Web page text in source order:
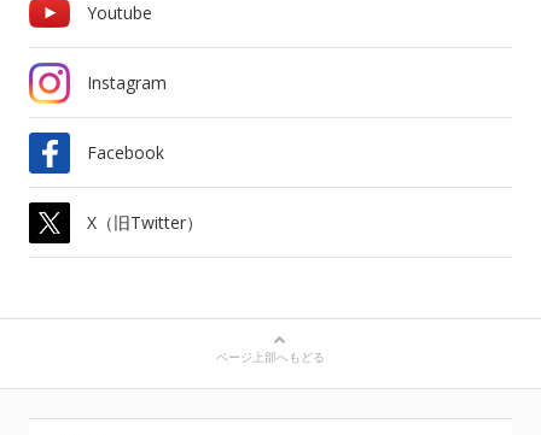
Youtube
Instagram
Facebook
X（旧Twitter）
ページ上部へもどる